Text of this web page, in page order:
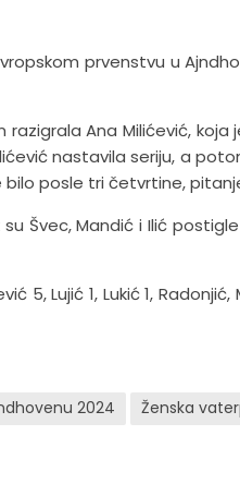
prvenstvu u
Ana Milićević,
nastavila seriju, a
bilo posle tri četvrtine,
Švec, Mandić i Ilić
5, Lujić 1, Lukić 1,
2024 Ženska